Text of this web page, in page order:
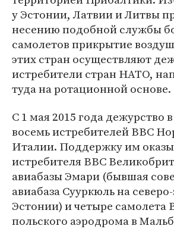
у Эстонии, Латвии и Литвы
несению подобной службы
самолетов прикрытие
этих стран осуществляют
истребители стран НАТО,
туда на ротационной основе.
С 1 мая 2015 года дежурство
восемь истребителей ВВС
Италии. Поддержку им
истребителя ВВС
авиабазы Эмари (бывшая
авиабаза Сууркюль на
Эстонии) и четыре самолета
польского аэродрома в